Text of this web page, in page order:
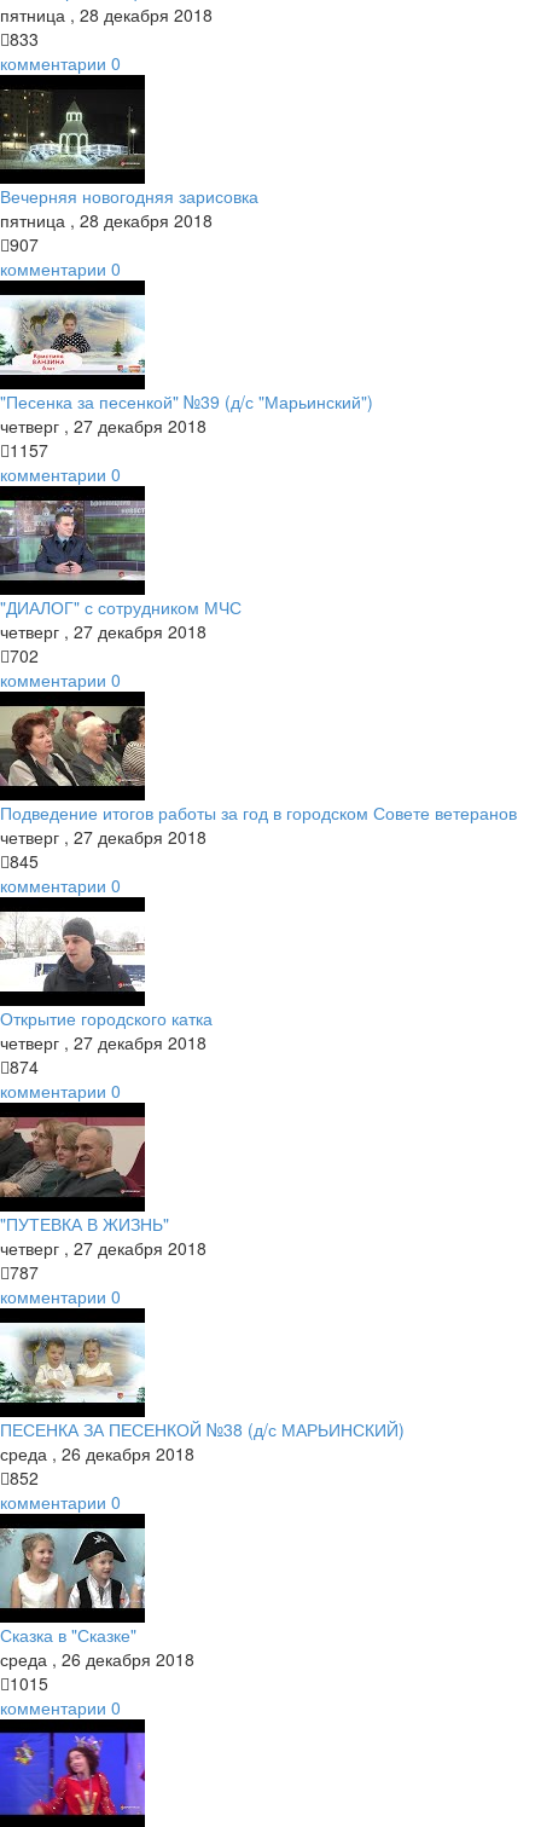
пятница , 28 декабря 2018
833
комментарии 0
Вечерняя новогодняя зарисовка
пятница , 28 декабря 2018
907
комментарии 0
"Песенка за песенкой" №39 (д/с "Марьинский")
четверг , 27 декабря 2018
1157
комментарии 0
"ДИАЛОГ" с сотрудником МЧС
четверг , 27 декабря 2018
702
комментарии 0
Подведение итогов работы за год в городском Совете ветеранов
четверг , 27 декабря 2018
845
комментарии 0
Открытие городского катка
четверг , 27 декабря 2018
874
комментарии 0
"ПУТЕВКА В ЖИЗНЬ"
четверг , 27 декабря 2018
787
комментарии 0
ПЕСЕНКА ЗА ПЕСЕНКОЙ №38 (д/с МАРЬИНСКИЙ)
среда , 26 декабря 2018
852
комментарии 0
Сказка в "Сказке"
среда , 26 декабря 2018
1015
комментарии 0